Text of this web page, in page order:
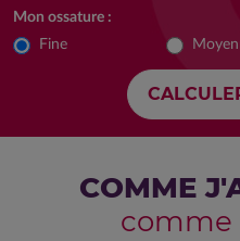
Mon ossature :
Fine
COMME
comme